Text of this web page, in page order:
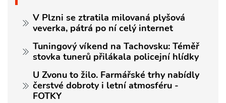
V Plzni se ztratila milovaná plyšová
veverka, pátrá po ní celý internet
Tuningový víkend na Tachovsku: Téměř
stovka tunerů přilákala policejní hlídky
U Zvonu to žilo. Farmářské trhy nabídly
čerstvé dobroty i letní atmosféru -
FOTKY